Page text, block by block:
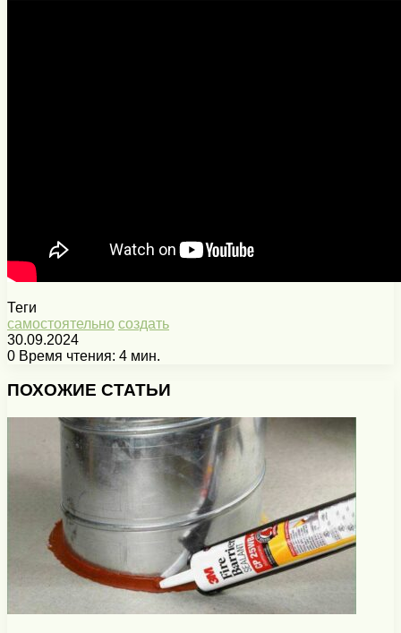
Теги
самостоятельно создать
30.09.2024
0 Время чтения: 4 мин.
ПОХОЖИЕ СТАТЬИ